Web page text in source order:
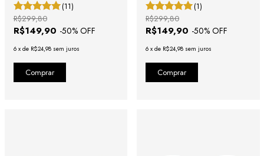
(11)
R$149,90 -50% OFF
R$299,80
6 x de R$24,98 sem juros
(1)
R$149,90 -50% OFF
R$299,80
6 x de R$24,98 sem juros